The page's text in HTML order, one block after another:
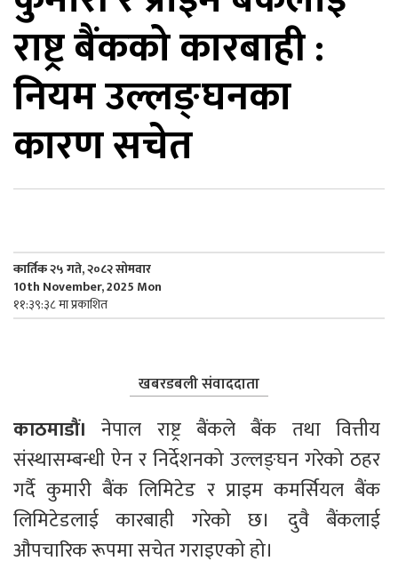
राष्ट्र बैंकको कारबाही :
नियम उल्लङ्घनका
कारण सचेत
कार्तिक २५ गते, २०८२ सोमवार
10th November, 2025 Mon
११:३९:३८ मा प्रकाशित
खबरडबली संवाददाता
काठमाडौं। नेपाल राष्ट्र बैंकले बैंक तथा वित्तीय
संस्थासम्बन्धी ऐन र निर्देशनको उल्लङ्घन गरेको ठहर
गर्दै कुमारी बैंक लिमिटेड र प्राइम कमर्सियल बैंक
लिमिटेडलाई कारबाही गरेको छ। दुवै बैंकलाई
औपचारिक रूपमा सचेत गराइएको हो।